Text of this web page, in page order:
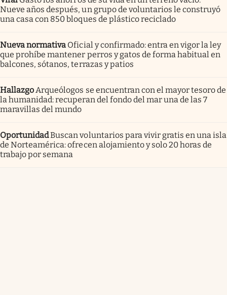
Nueve años después, un grupo de voluntarios le construyó
una casa con 850 bloques de plástico reciclado
Nueva normativa Oficial y confirmado: entra en vigor la ley
que prohíbe mantener perros y gatos de forma habitual en
balcones, sótanos, terrazas y patios
HallazgoArqueólogos se encuentran con el mayor tesoro de
la humanidad: recuperan del fondo del mar una de las 7
maravillas del mundo
OportunidadBuscan voluntarios para vivir gratis en una isla
de Norteamérica: ofrecen alojamiento y solo 20 horas de
trabajo por semana